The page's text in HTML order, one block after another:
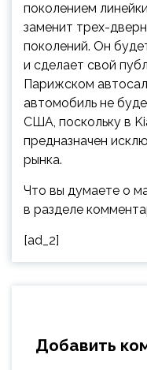
поколением
заменит трех-
поколений. Он
и сделает свой
Парижском
автомобиль не
США, поскольку в
предназначен
рынка.
Что вы думаете о
в разделе
[ad_2]
Добавить